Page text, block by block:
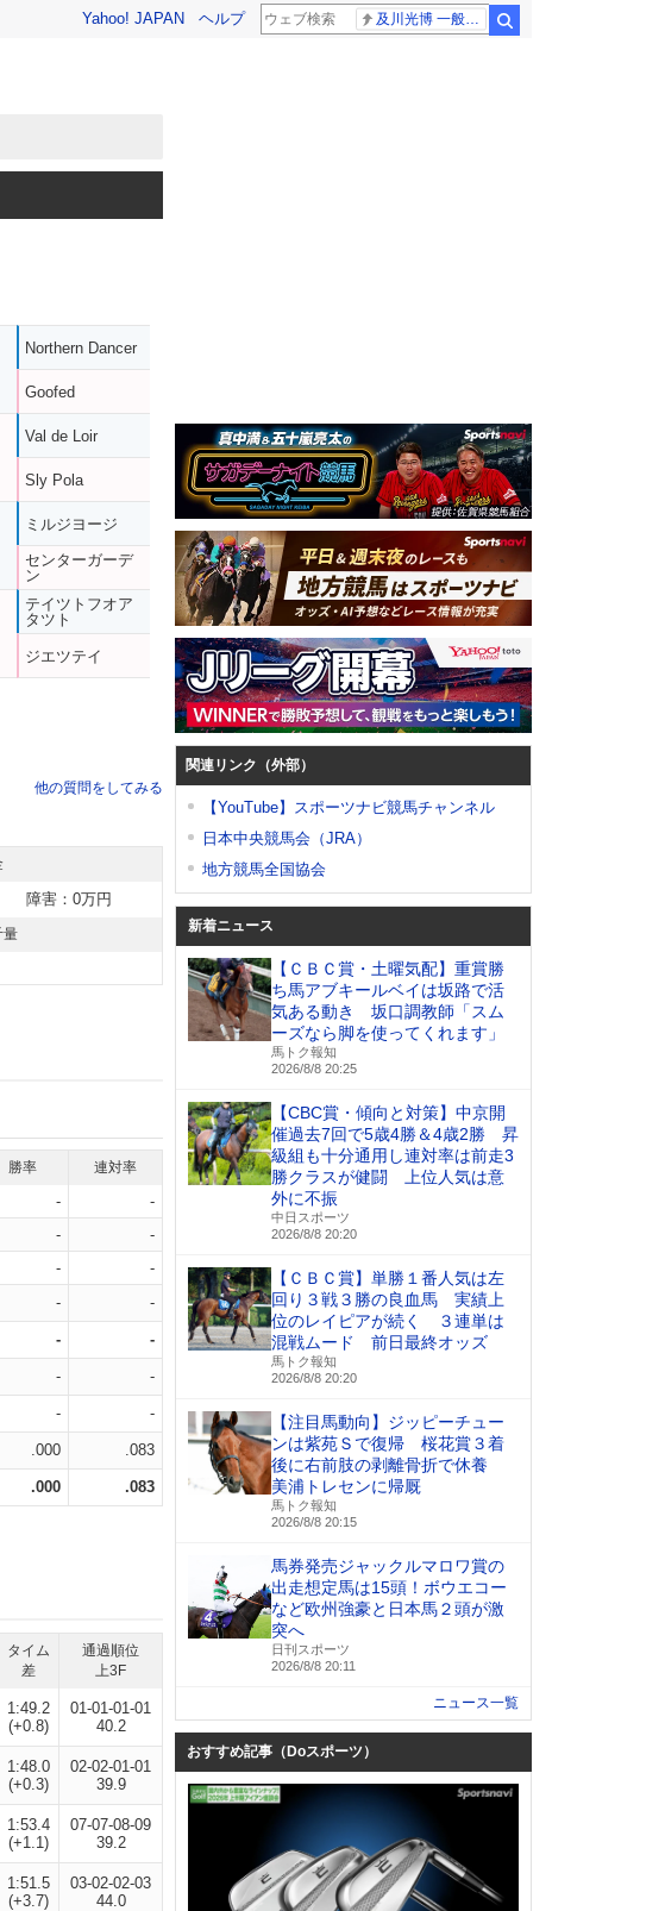
Yahoo! JAPAN ヘルプ
Northern Dancer
Goofed
Val de Loir
Sly Pola
ミルジヨージ
センターガーデ
ン
テイツトフオア
タツト
ジエツテイ
他の質問をしてみる
障害：0万円
量
勝率 連対率
-
-
-
-
-
-
- -
- -
- -
- -
.000 .083
.000 .083
タイム
差
通過順位
上3F
1:49.2
(+0.8)
01-01-01-01
40.2
1:48.0
(+0.3)
02-02-01-01
39.9
1:53.4
(+1.1)
07-07-08-09
39.2
1:51.5
(+3.7)
03-02-02-03
44.0
関連リンク（外部）
【YouTube】スポーツナビ競馬チャンネル
日本中央競馬会（JRA）
地方競馬全国協会
新着ニュース
【ＣＢＣ賞・土曜気配】重賞勝
ち馬アブキールベイは坂路で活
気ある動き 坂口調教師「スム
ーズなら脚を使ってくれます」
馬トク報知
2026/8/8 20:25
【CBC賞・傾向と対策】中京開
催過去7回で5歳4勝＆4歳2勝 昇
級組も十分通用し連対率は前走3
勝クラスが健闘 上位人気は意
外に不振
中日スポーツ
2026/8/8 20:20
【ＣＢＣ賞】単勝１番人気は左
回り３戦３勝の良血馬 実績上
位のレイピアが続く ３連単は
混戦ムード 前日最終オッズ
馬トク報知
2026/8/8 20:20
【注目馬動向】ジッピーチュー
ンは紫苑Ｓで復帰 桜花賞３着
後に右前肢の剥離骨折で休養
美浦トレセンに帰厩
馬トク報知
2026/8/8 20:15
馬券発売ジャックルマロワ賞の
出走想定馬は15頭！ボウエコー
など欧州強豪と日本馬２頭が激
突へ
日刊スポーツ
2026/8/8 20:11
ニュース一覧
おすすめ記事（Doスポーツ）